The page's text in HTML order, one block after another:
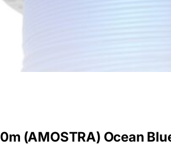
(AMOSTRA) Ocean